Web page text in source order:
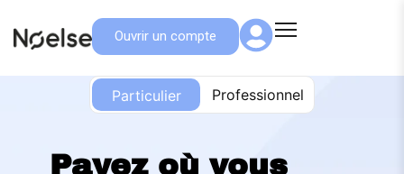
Ouvrir un compte
Particulier Professionnel
Particulier
Payez où vous